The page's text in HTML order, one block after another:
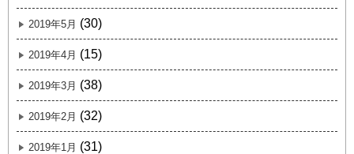
2019年5月 (30)
2019年4月 (15)
2019年3月 (38)
2019年2月 (32)
2019年1月 (31)